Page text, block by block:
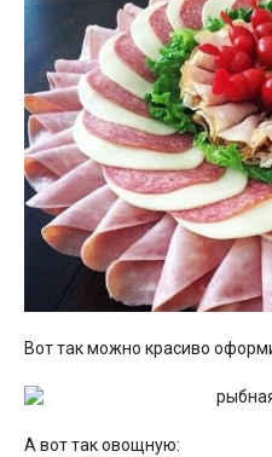
Вот так можно красиво
А вот так овощную: